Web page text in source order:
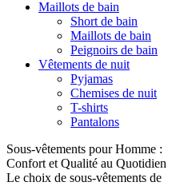
Maillots de bain
Short de bain
Maillots de bain
Peignoirs de bain
Vêtements de nuit
Pyjamas
Chemises de nuit
T-shirts
Pantalons
Sous-vêtements pour Homme :
Confort et Qualité au Quotidien
Le choix de sous-vêtements de